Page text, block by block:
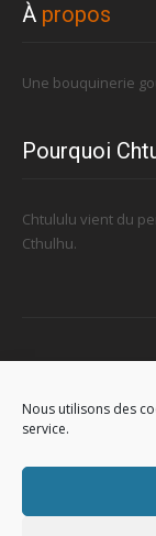
Nous utilisons des
service.
À propos
Une bouquinerie
Pourquoi
Chtululu vient du
Cthulhu.